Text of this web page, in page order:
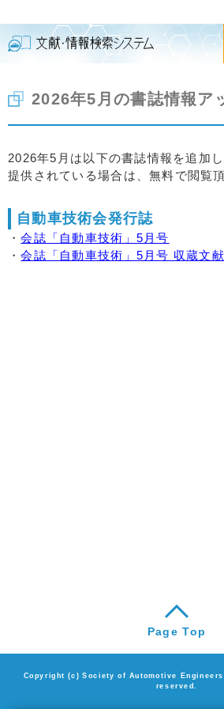
2026年5月の書誌情報ア
2026年5月は以下の書誌情報を追加
提供されている場合は、無料で閲覧頂
自動車技術会発行誌
・会誌「自動車技術」5月号
・会誌「自動車技術」5月号 収蔵文献
Page Top
Copyright (c) Society of Automotive
reserved.